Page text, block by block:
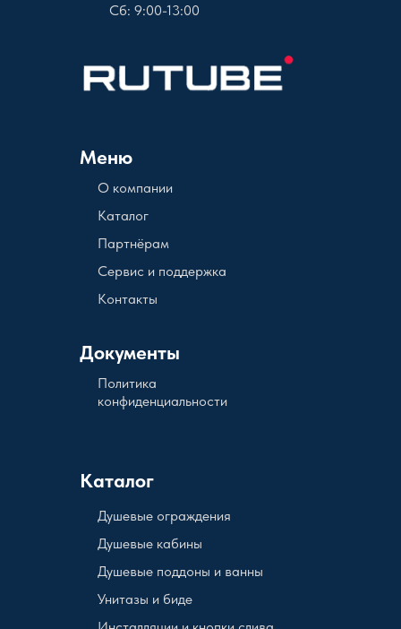
Меню
О компании
Документы
Сб: 9:00-13:00
Каталог
Политика
конфиденциальности
Партнёрам
Сервис и поддержка
Контакты
Каталог
Душевые кабины
Душевые поддоны и ванны
Унитазы и биде
Душевые ограждения